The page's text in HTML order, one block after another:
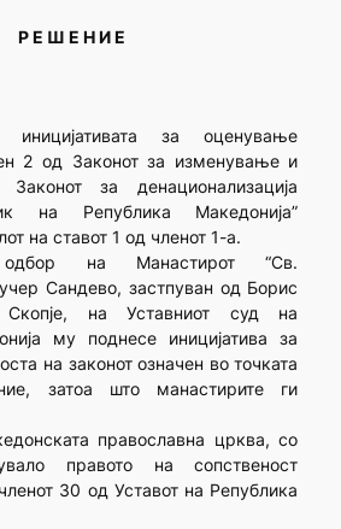
Р Е Ш Е Н И Е
за оценување
2 од Законот за изменување и
за денационализација
на Република Македонија”
на ставот 1 од членот 1-а.
на Манастирот “Св.
Сандево, застпуван од Борис
на Уставниот суд на
му поднесе иницијатива за
на законот означен во точката
затоа што манастирите ги
православна црква, со
правото на сопственост
30 од Уставот на Република